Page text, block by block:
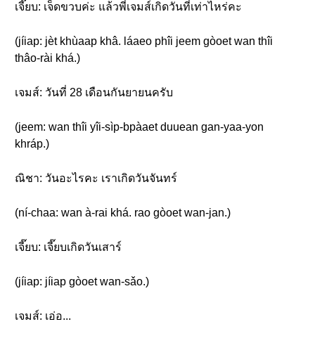
เจี๊ยบ: เจ็ดขวบค่ะ แล้วพี่เจมส์เกิดวันที่เท่าไหร่คะ
(jíiap: jèt khùaap khâ. láaeo phîi jeem gòoet wan thîi
thâo-rài khá.)
เจมส์: วันที่ 28 เดือนกันยายนครับ
(jeem: wan thîi yîi-sìp-bpàaet duuean gan-yaa-yon
khráp.)
ณิชา: วันอะไรคะ เราเกิดวันจันทร์
(ní-chaa: wan à-rai khá. rao gòoet wan-jan.)
เจี๊ยบ: เจี๊ยบเกิดวันเสาร์
(jíiap: jíiap gòoet wan-sǎo.)
เจมส์: เอ่อ...